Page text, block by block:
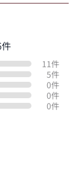
11件
5件
0件
0件
0件